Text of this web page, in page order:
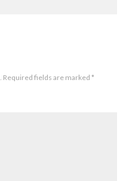
Required fields are marked *